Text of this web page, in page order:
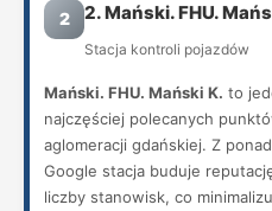
2 2. Mański. FHU.
Stacja kontroli pojazdów
Mański. FHU. Mański K. to
najczęściej polecanych
aglomeracji gdańskiej. Z
Google stacja buduje
liczby stanowisk, co